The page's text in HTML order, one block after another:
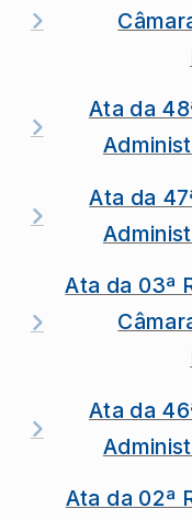
Ata da
Ata da
Ata da 03ª
Ata da
Ata da 02ª